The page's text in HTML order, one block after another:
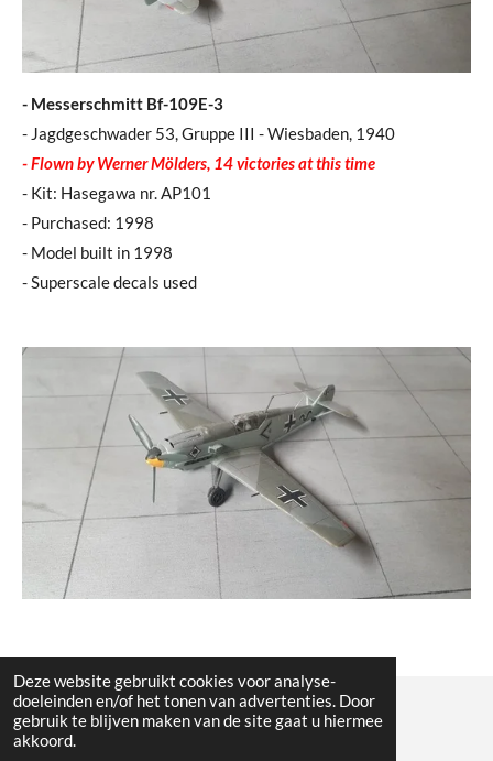
Deze website gebruikt cookies voor analyse-
doeleinden en/of het tonen van advertenties. Door
gebruik te blijven maken van de site gaat u hiermee
akkoord.
- Messerschmitt Bf-109E-3
- Jagdgeschwader 53, Gruppe III - Wiesbaden, 1940
- Flown by Werner Mölders, 14 victories at this time
- Kit: Hasegawa nr. AP101
- Purchased: 1998
- Model built in 1998
- Superscale decals used
© All the pictures on this website are copywright protected